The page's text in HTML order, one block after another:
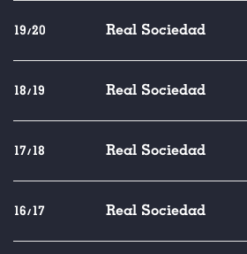
19/20 Real Sociedad
18/19 Real Sociedad
17/18 Real Sociedad
16/17 Real Sociedad